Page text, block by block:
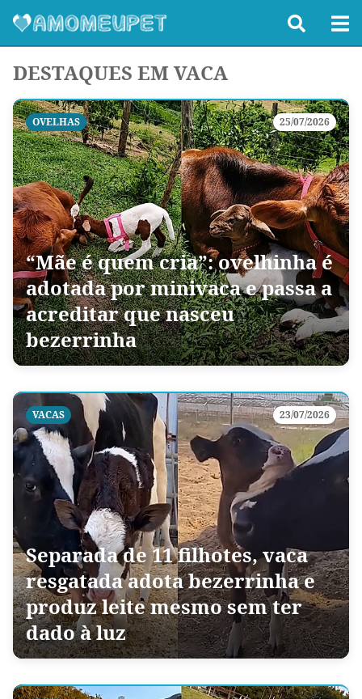
DESTAQUES EM VACA
OVELHAS 25/07/2026
“Mãe é quem cria”: ovelhinha é
adotada por minivaca e passa a
acreditar que nasceu
bezerrinha
VACAS 23/07/2026
Separada de 11 filhotes, vaca
resgatada adota bezerrinha e
produz leite mesmo sem ter
dado à luz